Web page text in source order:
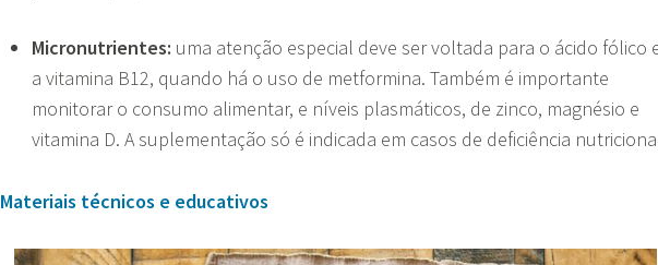
Micronutrientes: uma atenção especial deve ser voltada para o ácido fólico
a vitamina B12, quando há o uso de metformina. Também é importante
monitorar o consumo alimentar, e níveis plasmáticos, de zinco, magnésio e
vitamina D. A suplementação só é indicada em casos de deficiência
Materiais técnicos e educativos